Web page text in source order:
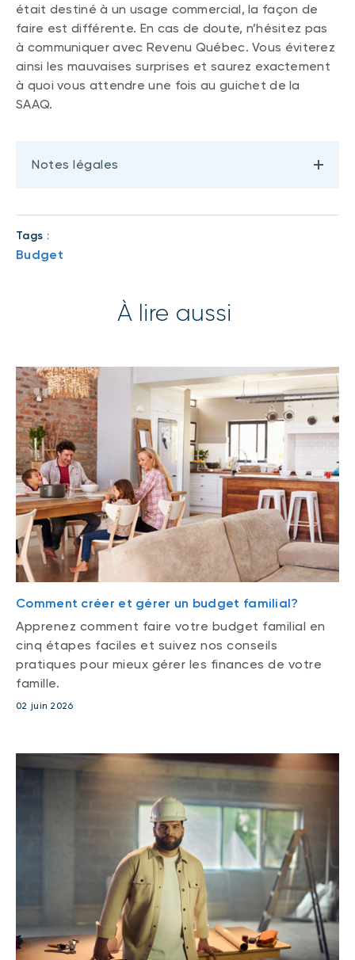
était destiné à un usage commercial, la façon de
faire est différente. En cas de doute, n’hésitez pas
à communiquer avec Revenu Québec. Vous éviterez
ainsi les mauvaises surprises et saurez exactement
à quoi vous attendre une fois au guichet de la
SAAQ.
Notes légales
Tags :
Budget
À lire aussi
Comment créer et gérer un budget familial?
Apprenez comment faire votre budget familial en
cinq étapes faciles et suivez nos conseils
pratiques pour mieux gérer les finances de votre
famille.
02 juin 2026